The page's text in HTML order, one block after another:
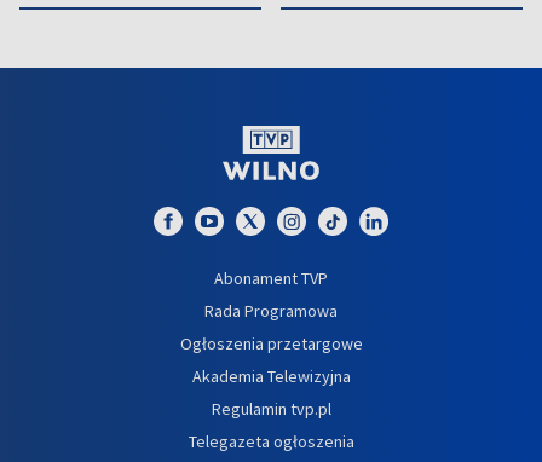
Abonament TVP
Rada Programowa
Ogłoszenia przetargowe
Akademia Telewizyjna
Regulamin tvp.pl
Telegazeta ogłoszenia